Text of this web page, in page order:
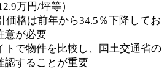
万円/坪等）
価格は前年から34.5％下降してお
意が必要
トで物件を比較し、国土交通省の
認することが重要